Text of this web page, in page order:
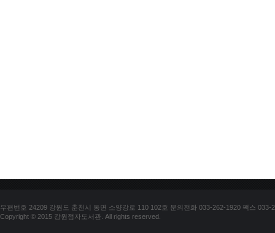
우편번호 24209 강원도 춘천시 동면 소양강로 110 102호 문의전화 033-262-1920 팩스 033-
Copyright © 2015 강원점자도서관. All rights reserved.